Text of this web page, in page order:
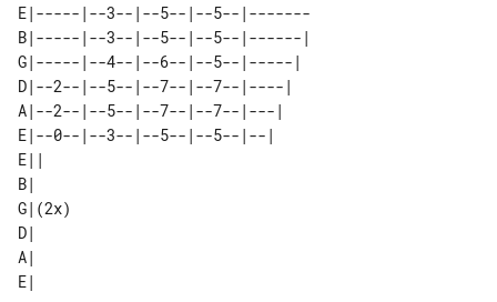
E|-----|--3--|--5--|--5--|-------
B|-----|--3--|--5--|--5--|------|
G|-----|--4--|--6--|--5--|-----|
D|--2--|--5--|--7--|--7--|----|
A|--2--|--5--|--7--|--7--|---|
E|--0--|--3--|--5--|--5--|--|
E||
B|
G|(2x)
D|
A|